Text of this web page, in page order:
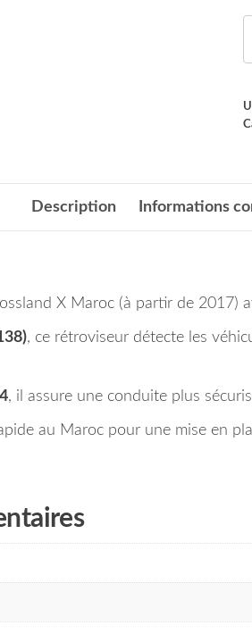
Description Informations
X Maroc (à partir de 2017)
, ce rétroviseur détecte les
, il assure une conduite plus
au Maroc pour une mise en